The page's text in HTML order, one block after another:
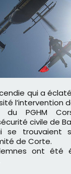
l’intervention
du PGHM
civile de
se trouvaient
de Corte.
ont été